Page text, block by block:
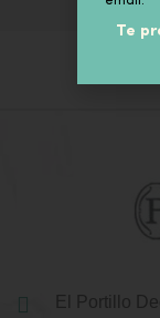
El Portillo
Te